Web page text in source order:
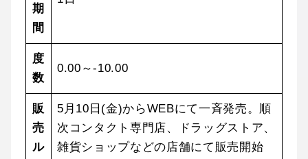
期
間
度
数
0.00～-10.00
販
売
ル
5月10日(金)からWEBにて一斉発売。順
次コンタクト専門店、ドラッグストア、
雑貨ショップなどの店舗にて販売開始